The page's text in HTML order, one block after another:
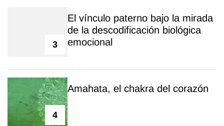
3
El vínculo paterno bajo la mirada
de la descodificación biológica
emocional
4
Amahata, el chakra del corazón